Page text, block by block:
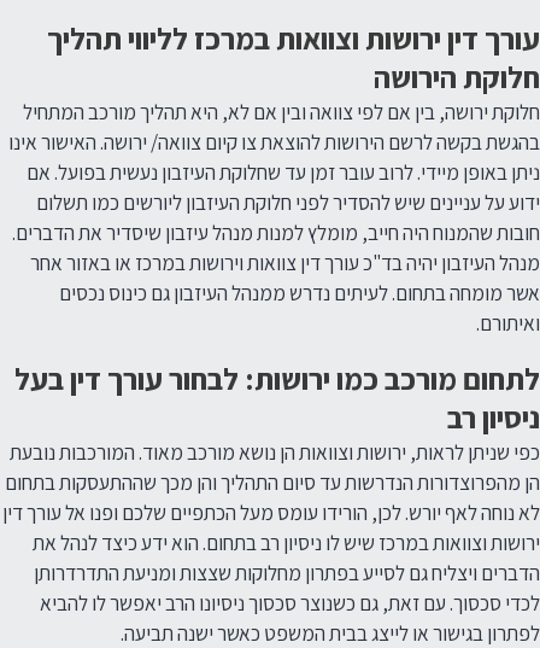
עורך דין ירושות וצוואות במרכז לליווי תהליך
חלוקת הירושה
חלוקת ירושה, בין אם לפי צוואה ובין אם לא, היא תהליך מורכב המתחיל
בהגשת בקשה לרשם הירושות להוצאת צו קיום צוואה/ ירושה. האישור אינו
ניתן באופן מיידי. לרוב עובר זמן עד שחלוקת העיזבון נעשית בפועל. אם
ידוע על עניינים שיש להסדיר לפני חלוקת העיזבון ליורשים כמו תשלום
חובות שהמנוח היה חייב, מומלץ למנות מנהל עיזבון שיסדיר את הדברים.
מנהל העיזבון יהיה בד"כ עורך דין צוואות וירושות במרכז או באזור אחר
אשר מומחה בתחום. לעיתים נדרש ממנהל העיזבון גם כינוס נכסים
ואיתורם.
לתחום מורכב כמו ירושות: לבחור עורך דין בעל
ניסיון רב
כפי שניתן לראות, ירושות וצוואות הן נושא מורכב מאוד. המורכבות נובעת
הן מהפרוצדורות הנדרשות עד סיום התהליך והן מכך שההתעסקות בתחום
לא נוחה לאף יורש. לכן, הורידו עומס מעל הכתפיים שלכם ופנו אל עורך דין
ירושות וצוואות במרכז שיש לו ניסיון רב בתחום. הוא ידע כיצד לנהל את
הדברים ויצליח גם לסייע בפתרון מחלוקות שצצות ומניעת התדרדרותן
לכדי סכסוך. עם זאת, גם כשנוצר סכסוך ניסיונו הרב יאפשר לו להביא
לפתרון בגישור או לייצג בבית המשפט כאשר ישנה תביעה.